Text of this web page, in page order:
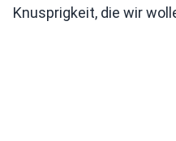
Knusprigkeit, die wir